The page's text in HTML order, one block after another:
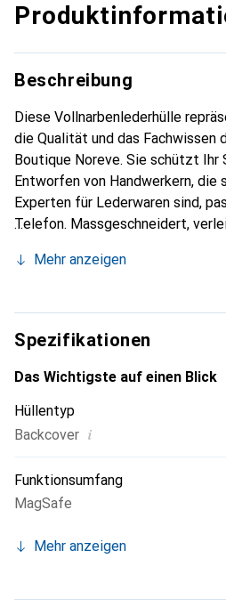
Beschreibung
Diese Vollnarbenlederhülle
die Qualität und das Fachwissen
Boutique Noreve. Sie schützt Ihr
Entworfen von Handwerkern, die
Experten für Lederwaren sind,
Telefon. Massgeschneidert,
unverzichtbaren Accessoire Ihres
die Marke Noreve eine sichere
anspruchsvolle Kundschaft.
Mehr anzeigen
Spezifikationen
Das Wichtigste auf einen Blick
Hüllentyp
Backcover i
Funktionsumfang
MagSafe
Mehr anzeigen